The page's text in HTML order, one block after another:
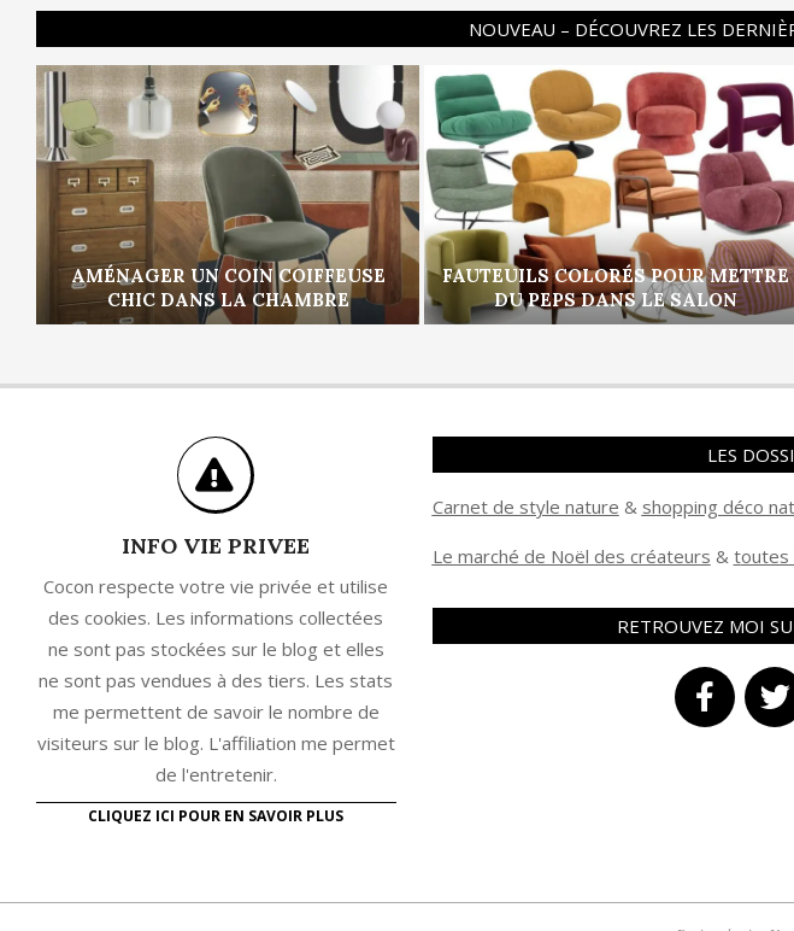
NOUVEAU – DÉCOUVREZ LES
AMÉNAGER UN COIN COIFFEUSE
CHIC DANS LA CHAMBRE
FAUTEUILS COLORÉS POUR METTRE
DU PEPS DANS LE SALON
INFO VIE PRIVEE
Cocon respecte votre vie privée et utilise
des cookies. Les informations collectées
ne sont pas stockées sur le blog et elles
ne sont pas vendues à des tiers. Les stats
me permettent de savoir le nombre de
visiteurs sur le blog. L'affiliation me permet
de l'entretenir.
CLIQUEZ ICI POUR EN SAVOIR PLUS
LES
Carnet de style nature & shopping déco
Le marché de Noël des créateurs & toutes
RETROUVEZ MOI